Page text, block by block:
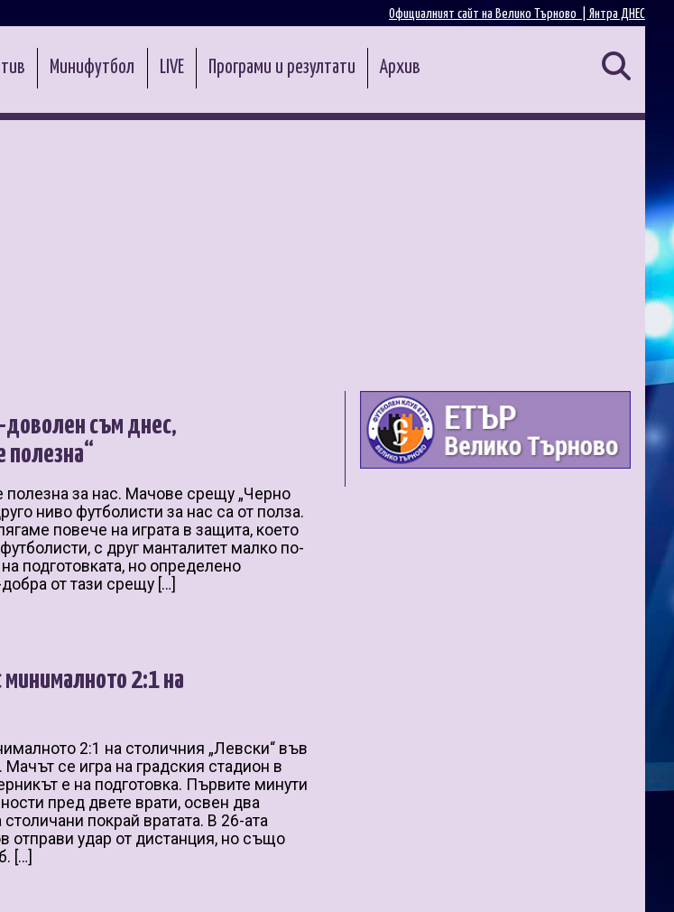
Янтра ДНЕС
Официалният сайт на Велико Търново |
Минифутбол LIVE Програми и резултати Архив
доволен съм днес,
полезна“
полезна за нас. Мачове срещу „Черно
ниво футболисти за нас са от полза.
повече на играта в защита, което
с друг манталитет малко по-
подготовката, но определено
от тази срещу […]
минималното 2:1 на
2:1 на столичния „Левски“ във
Мачът се игра на градския стадион в
е на подготовка. Първите минути
пред двете врати, освен два
покрай вратата. В 26-ата
отправи удар от дистанция, но също
[…]